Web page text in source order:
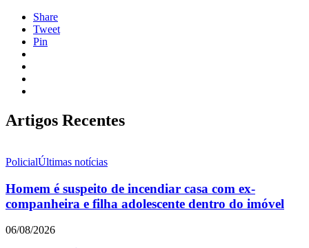
Share
Tweet
Pin
Artigos Recentes
PolicialÚltimas notícias
Homem é suspeito de incendiar casa com ex-
companheira e filha adolescente dentro do imóvel
06/08/2026